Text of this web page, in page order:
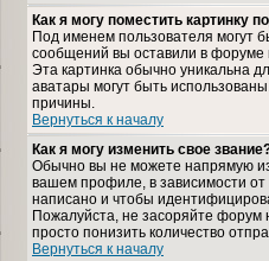
Как я могу поместить картинку
Под именем пользователя могут
сообщений вы оставили в форуме
Эта картинка обычно уникальна
аватары могут быть
причины.
Вернуться к началу
Как я могу изменить свое
Обычно вы не можете напрямую
вашем профиле, в зависимости от
написано и чтобы
Пожалуйста, не засоряйте
просто понизить количество
Вернуться к началу